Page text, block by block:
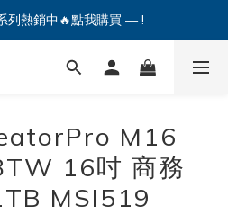
列熱銷中🔥點我購買 — !
列熱銷中🔥點我購買 — !
M16
16吋 商務
MSI519